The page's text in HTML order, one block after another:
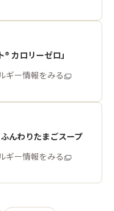
カロリーゼロ」
ギー情報をみる
んわりたまごスープ
ギー情報をみる